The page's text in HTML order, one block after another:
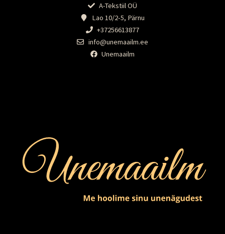
A-Tekstiil OÜ
Lao 10/2-5, Pärnu
+37256613877
info@unemaailm.ee
Unemaailm